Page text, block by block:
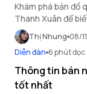
Khám phá bản đồ
Thanh Xuân để
và tiện ích trong
Thị Nhung 08/
Diễn đàn 6 phút đọc
Thông tin bán
tốt nhất